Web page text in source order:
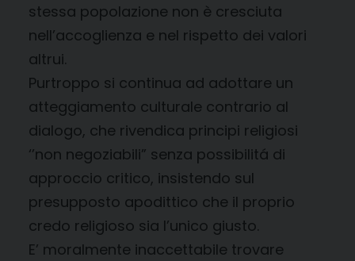
stessa popolazione non è cresciuta
nell’accoglienza e nel rispetto dei valori
altrui.
Purtroppo si continua ad adottare un
atteggiamento culturale contrario al
dialogo, che rivendica principi religiosi
‘’non negoziabili” senza possibilitá di
approccio critico, insistendo sul
presupposto apodittico che il proprio
credo religioso sia l’unico giusto.
E’ moralmente inaccettabile trovare